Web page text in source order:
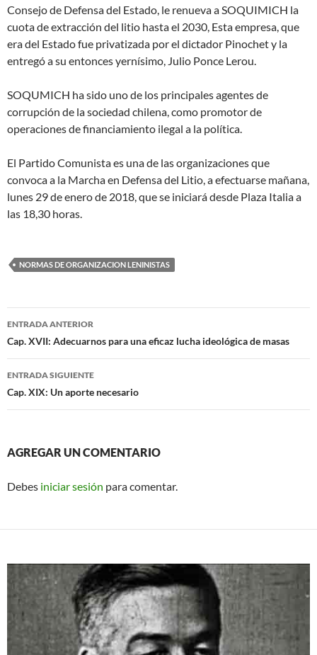
Consejo de Defensa del Estado, le renueva a SOQUIMICH la
cuota de extracción del litio hasta el 2030, Esta empresa, que
era del Estado fue privatizada por el dictador Pinochet y la
entregó a su entonces yernísimo, Julio Ponce Lerou.
SOQUMICH ha sido uno de los principales agentes de
corrupción de la sociedad chilena, como promotor de
operaciones de financiamiento ilegal a la política.
El Partido Comunista es una de las organizaciones que
convoca a la Marcha en Defensa del Litio, a efectuarse mañana,
lunes 29 de enero de 2018, que se iniciará desde Plaza Italia a
las 18,30 horas.
NORMAS DE ORGANIZACION LENINISTAS
Navegador
de
entradas
ENTRADA ANTERIOR
Cap. XVII: Adecuarnos para una eficaz lucha ideológica de masas
ENTRADA SIGUIENTE
Cap. XIX: Un aporte necesario
AGREGAR UN COMENTARIO
Debes iniciar sesión para comentar.